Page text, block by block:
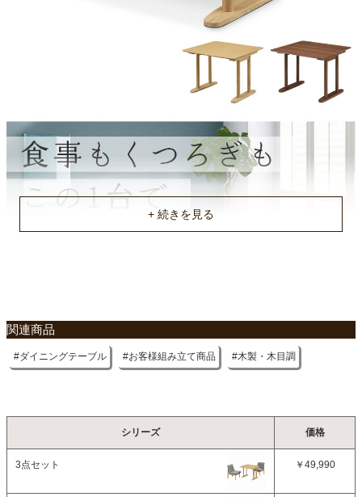
関連商品
ダイニングテーブル お客様組み立て商品 木製・木目調
シリーズ 価格
3点セット ￥49,990